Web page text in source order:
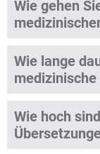
Wie gehen
Wie lange
Wie hoch